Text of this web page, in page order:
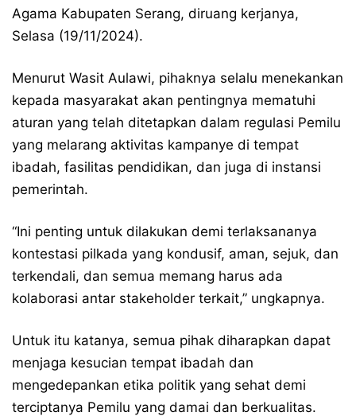
Agama Kabupaten Serang, diruang kerjanya,
Selasa (19/11/2024).
Menurut Wasit Aulawi, pihaknya selalu menekankan
kepada masyarakat akan pentingnya mematuhi
aturan yang telah ditetapkan dalam regulasi Pemilu
yang melarang aktivitas kampanye di tempat
ibadah, fasilitas pendidikan, dan juga di instansi
pemerintah.
“Ini penting untuk dilakukan demi terlaksananya
kontestasi pilkada yang kondusif, aman, sejuk, dan
terkendali, dan semua memang harus ada
kolaborasi antar stakeholder terkait,” ungkapnya.
Untuk itu katanya, semua pihak diharapkan dapat
menjaga kesucian tempat ibadah dan
mengedepankan etika politik yang sehat demi
terciptanya Pemilu yang damai dan berkualitas.